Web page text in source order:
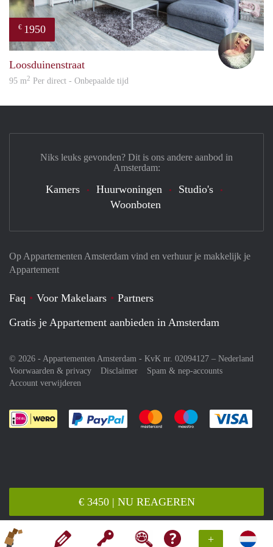
+
€ 3450 | NU REAGEREN
€ 1950
Loosduinenstraat
95 m2 Per direct - Onbepaalde tijd
Op Appartementen Amsterdam vind en verhuur je makkelijk je
Appartement
Faq Voor Makelaars
Partners
Gratis je Appartement aanbieden in Amsterdam
© 2026 - Appartementen Amsterdam - KvK nr. 02094127 – Nederland
Voorwaarden & privacy
Disclaimer
Spam & nep-accounts
Account verwijderen
Je rekent gemakkelijk af met Paypal
Je rekent gemakkelijk af met
Je rekent
Niks leuks gevonden? Dit is ons andere aanbod in
Amsterdam:
Kamers Huurwoningen
Studio's
Woonboten